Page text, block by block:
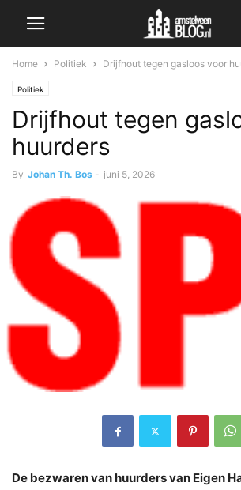
Home Politiek Drijfhout tegen gasloos voor
Politiek
Drijfhout tegen
huurders
By Johan Th. Bos - juni 5, 2026
De bezwaren van huurders van Eigen